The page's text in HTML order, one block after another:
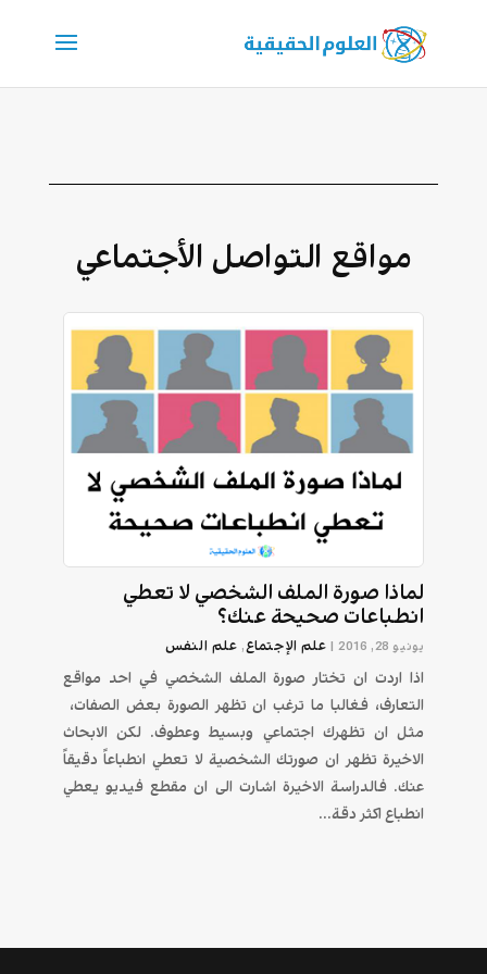
مواقع التواصل الأجتماعي
لماذا صورة الملف الشخصي لا تعطي
انطباعات صحيحة عنك؟
يونيو 28, 2016 | علم الإجتماع, علم النفس
اذا اردت ان تختار صورة الملف الشخصي في احد مواقع
التعارف، فغالبا ما ترغب ان تظهر الصورة بعض الصفات،
مثل ان تظهرك اجتماعي وبسيط وعطوف. لكن الابحاث
الاخيرة تظهر ان صورتك الشخصية لا تعطي انطباعاً دقيقاً
عنك. فالدراسة الاخيرة اشارت الى ان مقطع فيديو يعطي
انطباع اكثر دقة...